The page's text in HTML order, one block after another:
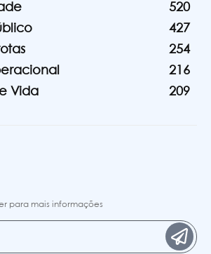
520
427
254
216
Vida
209
para mais informações